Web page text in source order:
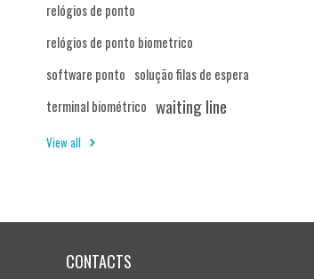
relógios de ponto
relógios de ponto biometrico
software ponto solução filas de espera
terminal biométrico waiting line
View all
CONTACTS